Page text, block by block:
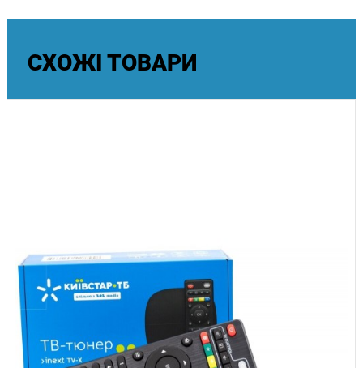
Аудіосистема потужністю 30 Вт із підтримкою Dolby Atmos
музики. Телевізор оснащений цифровими тюнерами DVB-
СХОЖІ ТОВАРИ